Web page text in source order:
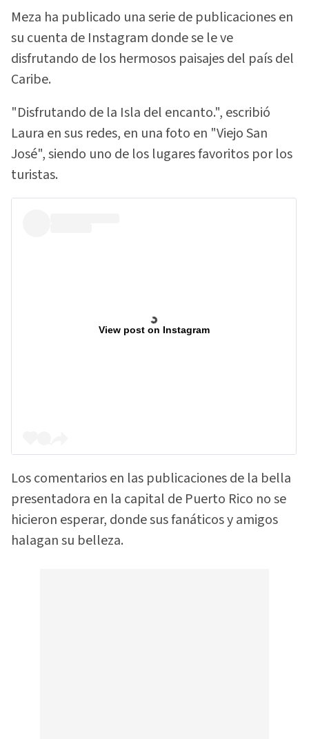
Meza ha publicado una serie de publicaciones en
su cuenta de Instagram donde se le ve
disfrutando de los hermosos paisajes del país del
Caribe.
"Disfrutando de la Isla del encanto.", escribió
Laura en sus redes, en una foto en "Viejo San
José", siendo uno de los lugares favoritos por los
turistas.
View post on Instagram
Los comentarios en las publicaciones de la bella
presentadora en la capital de Puerto Rico no se
hicieron esperar, donde sus fanáticos y amigos
halagan su belleza.